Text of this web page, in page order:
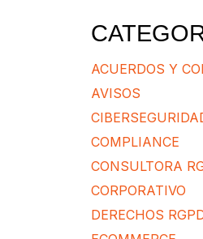
ACUERDOS Y
AVISOS
COMPLIANCE
CONSULTORA
CORPORATIVO
DERECHOS